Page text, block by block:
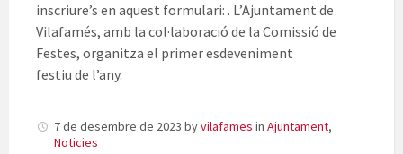
inscriure’s en aquest formulari: . L’Ajuntament de
Vilafamés, amb la col·laboració de la Comissió de
Festes, organitza el primer esdeveniment
festiu de l’any.
7 de desembre de 2023 byvilafames in Ajuntament,
Noticies